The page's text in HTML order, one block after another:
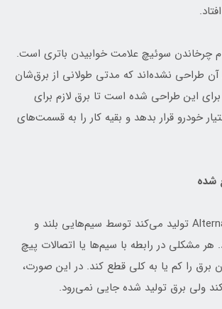
چرخاندن سوئیچ علامت خوابیدن باتری است.
آن طراحی نشده‌اند که مدتی طولانی از برق‌شان
این طراحی شده است تا برق لازم برای
خودرو قرار بدهد و بقیه کار را به قسمت‌های
شده
جریان برقی که Alternator تولید می‌کند توسط سیم‌هایی بلند و
مشکلی در رابطه با سیم‌ها یا اتصالات پیچ
برق را کم یا به کلی قطع کند. در این صورت،
ولی برق تولید شده جایی نمی‌رود.